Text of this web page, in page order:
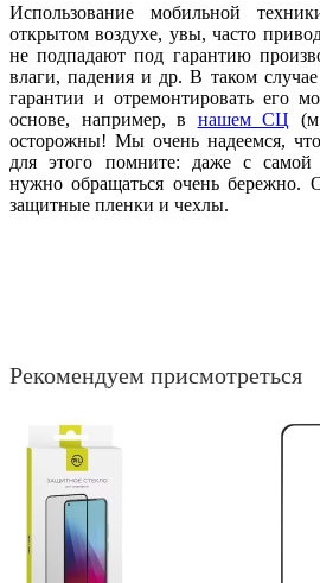
Использование мобильной
открытом воздухе, увы, часто
не подпадают под гарантию
влаги, падения и др. В таком случае
гарантии и отремонтировать его
основе, например, в нашем СЦ
осторожны! Мы очень надеемся,
для этого помните: даже с самой
нужно обращаться очень бережно.
защитные пленки и чехлы.
Рекомендуем присмотреться